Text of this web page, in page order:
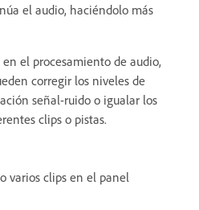
el audio, haciéndolo más
el procesamiento de audio,
corregir los niveles de
señal-ruido o igualar los
clips o pistas.
varios clips en el panel